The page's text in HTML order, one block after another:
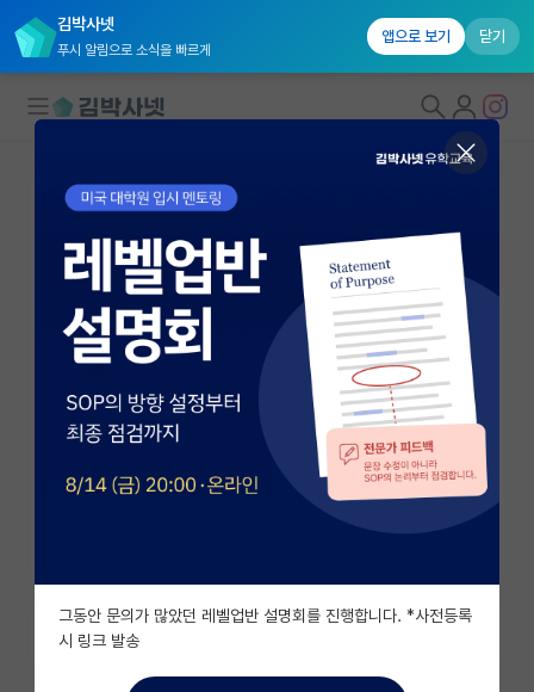
김박사넷
푸시 알림으로 소식을 빠르게
앱으로 보기 닫기
대학원생 모집
국내대학원 정보
연구실&오픈랩
연구실&오픈랩 홈
오픈랩 전체보기
PI 회원 신청
커뮤니티
유학교육
이벤트
반도체 아카데미
그동안 문의가 많았던 레벨업반 설명회를 진행합니다. *사전등록
시 링크 발송
서울대학교 임상교실
leejrmd@snu.ac.kr
http://fpels.snu.ac.kr